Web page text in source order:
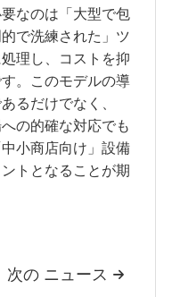
なのは「大型で包
で洗練された」ツ
理し、コストを抑
。このモデルの導
るだけでなく、
の的確な対応でも
小商店向け」設備
トとなることが期

次の ニュース